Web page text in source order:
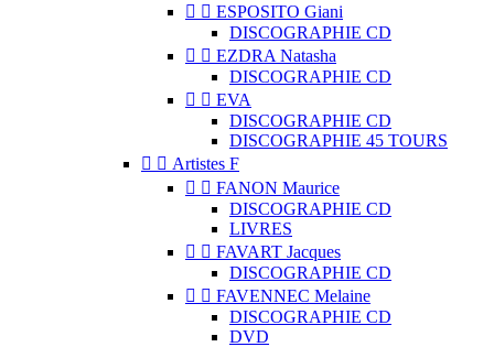
  ESPOSITO Giani
DISCOGRAPHIE CD
  EZDRA Natasha
DISCOGRAPHIE CD
  EVA
DISCOGRAPHIE CD
DISCOGRAPHIE 45 TOURS
  Artistes F
  FANON Maurice
DISCOGRAPHIE CD
LIVRES
  FAVART Jacques
DISCOGRAPHIE CD
  FAVENNEC Melaine
DISCOGRAPHIE CD
DVD